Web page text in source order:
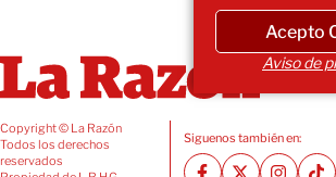
Copyright © La Razón
Todos los derechos
reservados
Siguenos también en:
Acepto
Aviso de